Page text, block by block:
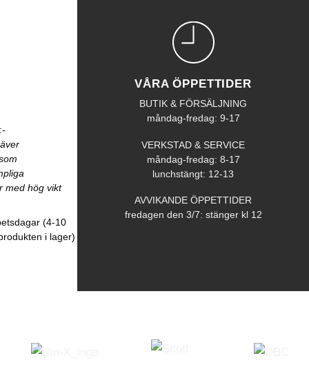
med hög vikt
(4-10
i lager)
VÅRA ÖPPETTIDER
BUTIK & FÖRSÄLJNING
måndag-fredag: 9-17
VERKSTAD & SERVICE
måndag-fredag: 8-17
lunchstängt: 12-13
AVVIKANDE ÖPPETTIDER
fredagen den 3/7: stänger kl 12